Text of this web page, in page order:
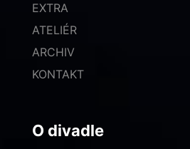
EXTRA
ATELIÉR
ARCHIV
KONTAKT
O divadle